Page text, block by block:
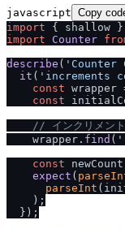
javascript Copy
import { shallow }
import
Counter
describe ( 'Counter
it ( 'increments
const wrapper
const
/ / インクリメン
    wrapper.
find (
const
expect (
parseInt
    );
  });